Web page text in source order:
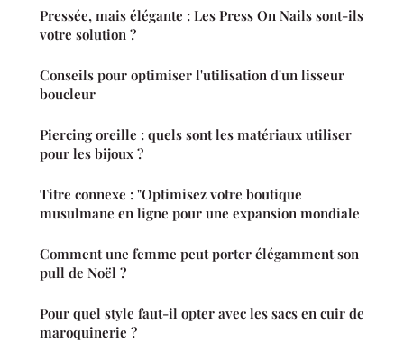
Pressée, mais élégante : Les Press On Nails sont-ils
votre solution ?
Conseils pour optimiser l'utilisation d'un lisseur
boucleur
Piercing oreille : quels sont les matériaux utiliser
pour les bijoux ?
Titre connexe : "Optimisez votre boutique
musulmane en ligne pour une expansion mondiale
Comment une femme peut porter élégamment son
pull de Noël ?
Pour quel style faut-il opter avec les sacs en cuir de
maroquinerie ?